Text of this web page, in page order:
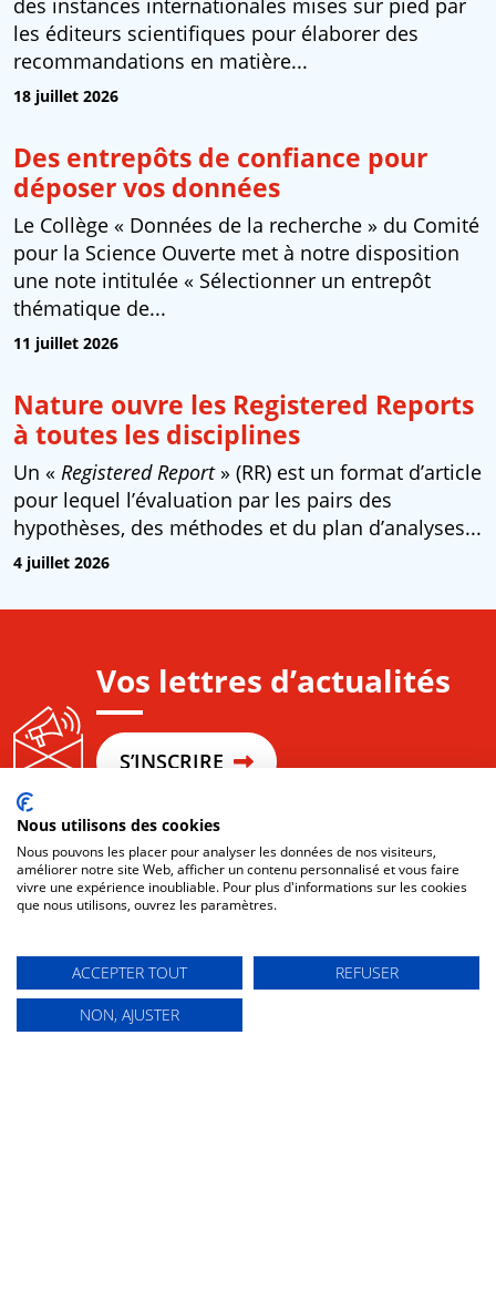
des instances internationales mises sur pied par
les éditeurs scientifiques pour élaborer des
recommandations en matière...
18 juillet 2026
Des entrepôts de confiance pour
déposer vos données
Le Collège « Données de la recherche » du Comité
pour la Science Ouverte met à notre disposition
une note intitulée « Sélectionner un entrepôt
thématique de...
11 juillet 2026
Nature ouvre les Registered Reports
à toutes les disciplines
Un « Registered Report» (RR) est un format d’article
pour lequel l’évaluation par les pairs des
hypothèses, des méthodes et du plan d’analyses...
4 juillet 2026
Vos lettres d’actualités
S’INSCRIRE
Espaces de co-
Nous utilisons des cookies
Nous pouvons les placer pour analyser les données de nos visiteurs,
améliorer notre site Web, afficher un contenu personnalisé et vous faire
vivre une expérience inoubliable. Pour plus d'informations sur les cookies
que nous utilisons, ouvrez les paramètres.
ACCEPTER TOUT
REFUSER
NON, AJUSTER